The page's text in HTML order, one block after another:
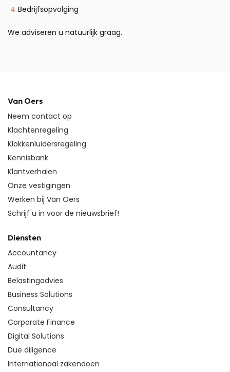
Bedrijfsopvolging
We adviseren u natuurlijk graag.
Van Oers
Neem contact op
Klachtenregeling
Klokkenluidersregeling
Kennisbank
Klantverhalen
Onze vestigingen
Werken bij Van Oers
Schrijf u in voor de nieuwsbrief!
Diensten
Accountancy
Audit
Belastingadvies
Business Solutions
Consultancy
Corporate Finance
Digital Solutions
Due diligence
Internationaal zakendoen